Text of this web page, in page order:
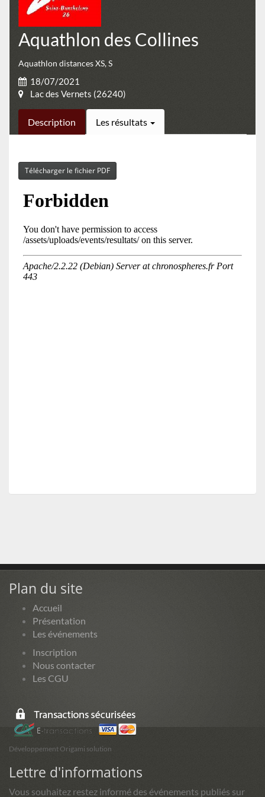
Aquathlon des Collines
Aquathlon distances XS, S
18/07/2021
Lac des Vernets (26240)
Description Les résultats
Télécharger le fichier PDF
Plan du site
Accueil
Présentation
Les événements
Inscription
Nous contacter
Les CGU
Développement Origami solution
Lettre d'informations
Vous souhaitez restez informé des événements publiés sur